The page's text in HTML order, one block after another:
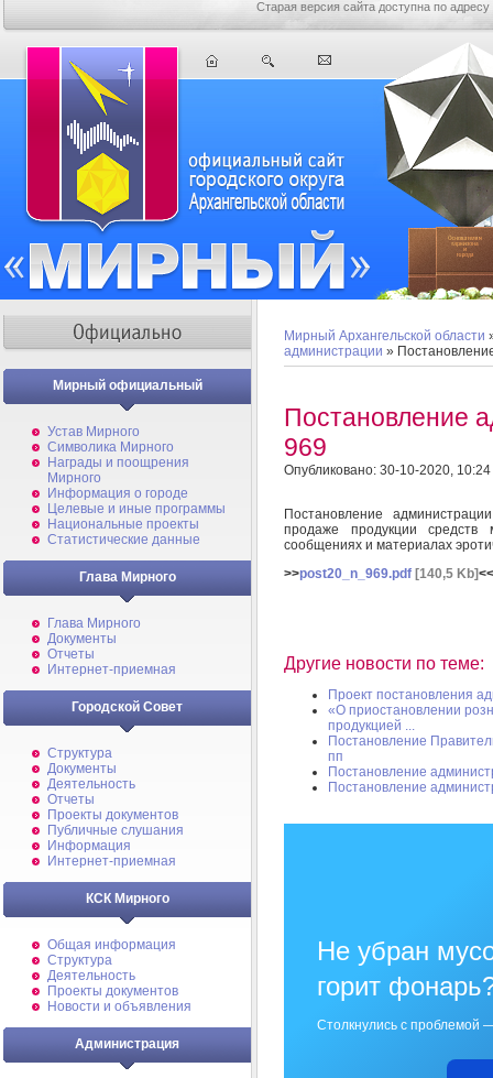
Старая версия сайта доступна по адресу
Мирный официальный
Устав Мирного
Символика Мирного
Награды и поощрения
Мирного
Информация о городе
Целевые и иные программы
Национальные проекты
Статистические данные
Глава Мирного
Глава Мирного
Документы
Отчеты
Интернет-приемная
Городской Совет
Структура
Документы
Деятельность
Отчеты
Проекты документов
Публичные слушания
Информация
Интернет-приемная
КСК Мирного
Общая информация
Структура
Деятельность
Проекты документов
Новости и объявления
Администрация
Мирный Архангельской области
администрации »
Постановление
969
Опубликовано: 30-10-2020, 10:24
Постановление
продаже продукции средств
сообщениях и материалах
>>post20_n_969.pdf [140,5 Kb]<<
Другие новости по теме:
Проект постановления
«О приостановлении
продукцией ...
Постановление
пп
Постановление
Постановление
Не убран
горит
Столкнулись с проблемой